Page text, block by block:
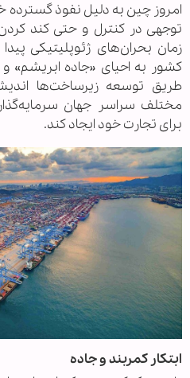
امروز چین به دلیل نفوذ گسترده
توجهی در کنترل و حتی کند
کشور به احیای «جاده ابریشم»
طریق توسعه زیرساخت‌ها
مختلف سراسر جهان
برای تجارت خود ایجاد کند.
ابتکار کمربند و جاده